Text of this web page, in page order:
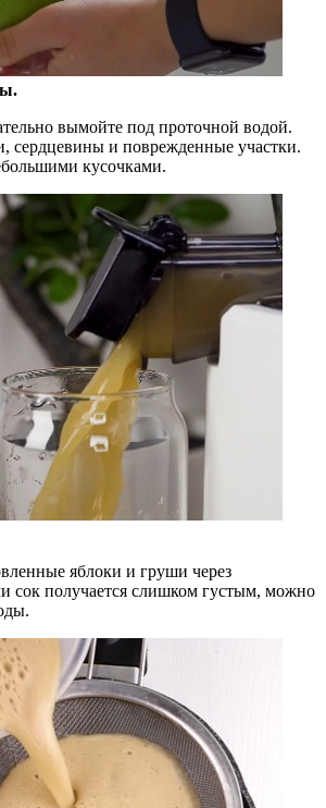
вымойте под проточной водой.
сердцевины и поврежденные участки.
кусочками.
яблоки и груши через
сок получается слишком густым, можно